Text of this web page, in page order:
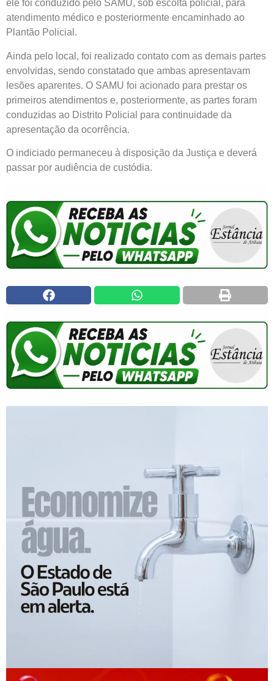
ele foi conduzido pelo SAMU, sob escolta policial, para
atendimento médico e posteriormente encaminhado ao
Plantão Policial.
Ainda pelo local, foi realizado contato com as demais partes
envolvidas, sendo constatado que ambas apresentavam
lesões aparentes. O SAMU foi acionado para prestar os
primeiros atendimentos e, posteriormente, as partes foram
conduzidas ao Distrito Policial para continuidade da
apresentação da ocorrência.
O indiciado permaneceu à disposição da Justiça e deverá
passar por audiência de custódia.